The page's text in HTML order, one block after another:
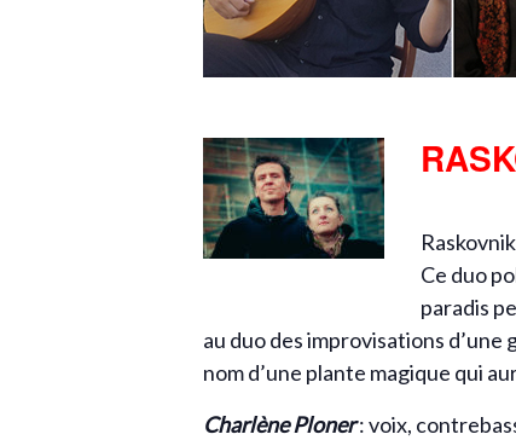
Ce duo
paradis
au duo des improvisations
nom d’une plante magique qui
Charlène Ploner: voix,